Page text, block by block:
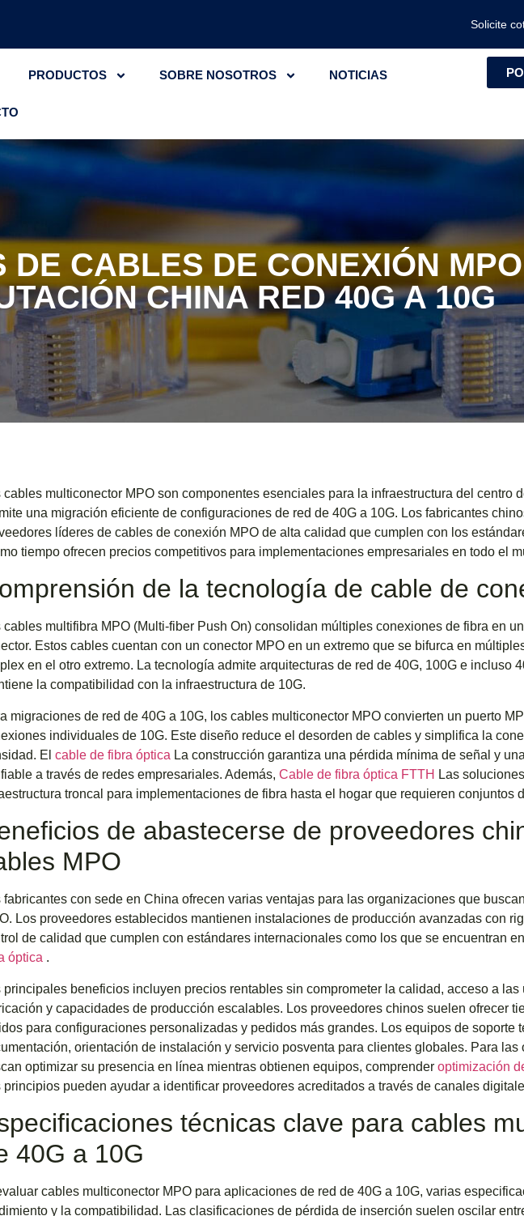
Solicite
PRODUCTOS SOBRE NOSOTROS NOTICIAS
DE CABLES DE CONEXIÓN
CHINA RED 40G A 10G
cables multiconector MPO son componentes esenciales para la infraestructura del centro
una migración eficiente de configuraciones de red de 40G a 10G. Los fabricantes
líderes de cables de conexión MPO de alta calidad que cumplen con los
tiempo ofrecen precios competitivos para implementaciones empresariales en todo el
de la tecnología de cable de
cables multifibra MPO (Multi-fiber Push On) consolidan múltiples conexiones de fibra en
Estos cables cuentan con un conector MPO en un extremo que se bifurca en
en el otro extremo. La tecnología admite arquitecturas de red de 40G, 100G e incluso
la compatibilidad con la infraestructura de 10G.
migraciones de red de 40G a 10G, los cables multiconector MPO convierten un puerto
individuales de 10G. Este diseño reduce el desorden de cables y simplifica la
El cable de fibra óptica La construcción garantiza una pérdida mínima de señal y
a través de redes empresariales. Además, Cable de fibra óptica FTTH Las
troncal para implementaciones de fibra hasta el hogar que requieren conjuntos
de abastecerse de proveedores
MPO
fabricantes con sede en China ofrecen varias ventajas para las organizaciones que
Los proveedores establecidos mantienen instalaciones de producción avanzadas con
de calidad que cumplen con estándares internacionales como los que se encuentran en
óptica .
principales beneficios incluyen precios rentables sin comprometer la calidad, acceso a
y capacidades de producción escalables. Los proveedores chinos suelen ofrecer
para configuraciones personalizadas y pedidos más grandes. Los equipos de soporte
orientación de instalación y servicio posventa para clientes globales. Para las
optimizar su presencia en línea mientras obtienen equipos, comprender optimización
principios pueden ayudar a identificar proveedores acreditados a través de canales
técnicas clave para cables
40G a 10G
cables multiconector MPO para aplicaciones de red de 40G a 10G, varias
y la compatibilidad. Las clasificaciones de pérdida de inserción suelen oscilar